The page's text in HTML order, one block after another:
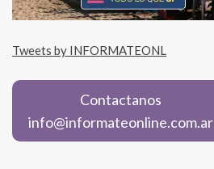
Tweets by INFORMATEONL
Contactanos
info@informateonline.com.ar